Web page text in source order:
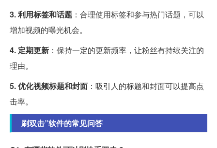
3. 利用标签和话题 ：合理使用标签和参与热门话题，可以
增加视频的曝光机会。
4. 定期更新 ：保持一定的更新频率，让粉丝有持续关注的
理由。
5. 优化视频标题和封面 ：吸引人的标题和封面可以提高点
击率。
刷双击”软件的常见问答